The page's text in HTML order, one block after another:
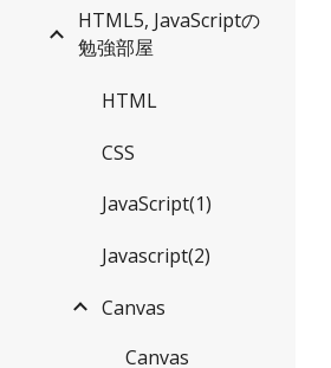
HTML5, JavaScriptの
勉強部屋
HTML
CSS
JavaScript(1)
Javascript(2)
Canvas
Canvas